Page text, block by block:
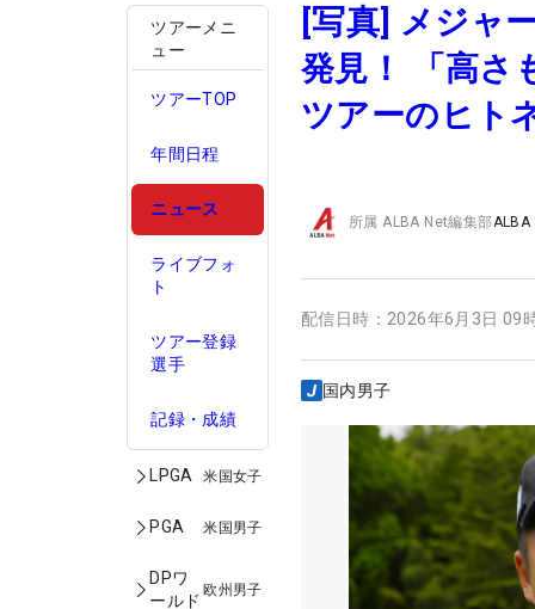
ツアーメニ
ュー
ツアーTOP
年間日程
ニュース
ライブフォ
ト
ツアー登録
選手
記録・成績
LPGA 米国女子
PGA 米国男子
DPワ
ールド
欧州男子
[写真] メジャ
発見！ 「高さ
ツアーのヒト
所属ALBA Net編集部ALBA
配信日時： 2026年6月3日 09
国内男子